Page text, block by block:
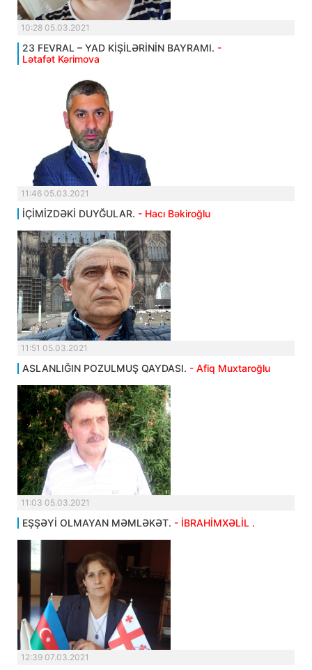
10:28 05.03.2021
23 FEVRAL – YAD KİŞİLƏRİNİN BAYRAMI. -
Lətafət Kərimova
11:46 05.03.2021
İÇİMİZDƏKİ DUYĞULAR. - Hacı Bəkiroğlu
11:51 05.03.2021
ASLANLIĞIN POZULMUŞ QAYDASI. - Afiq Muxtaroğlu
11:03 05.03.2021
EŞŞƏYİ OLMAYAN MƏMLƏKƏT. - İBRAHİMXƏLİL .
12:39 07.03.2021